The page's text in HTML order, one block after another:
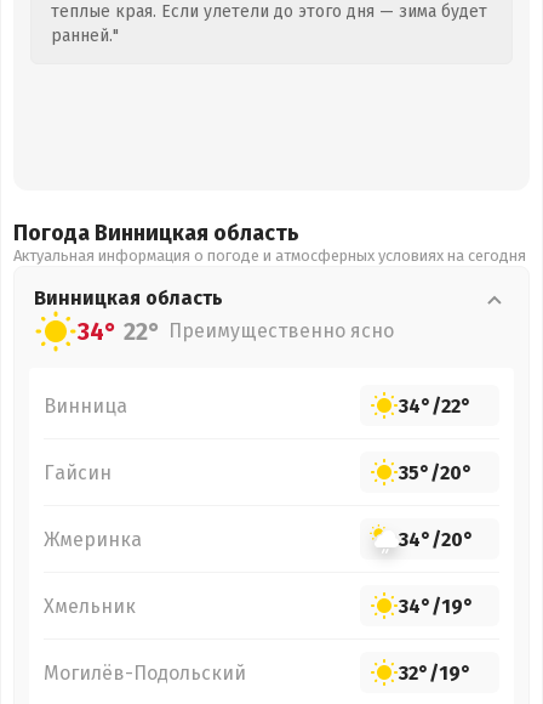
теплые края. Если улетели до этого дня — зима будет
ранней."
Погода Винницкая область
Актуальная информация о погоде и атмосферных условиях на сегодня
Винницкая область
34° 22° Преимущественно ясно
Винница 34°/22°
Гайсин 35°/20°
Жмеринка 34°/20°
Хмельник 34°/19°
Могилёв-Подольский 32°/19°